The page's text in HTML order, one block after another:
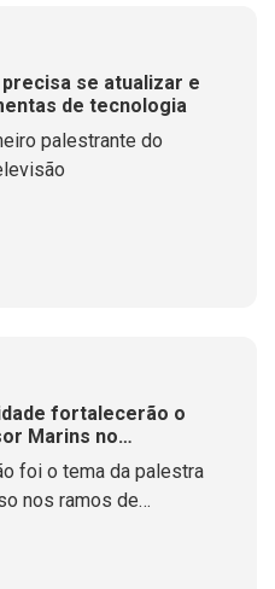
se atualizar e
de tecnologia
palestrante do
fortalecerão o
Marins no
foi o tema da palestra
nos ramos de
e marketing,